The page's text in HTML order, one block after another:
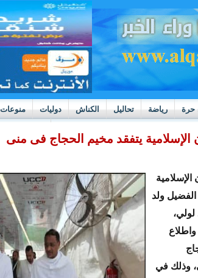
حرة رياضة تحاليل الكناش دوليات منوعات
الإسلامية يتفقد مخيم الحجاج فى منى
الفضيل ولد
واطلاع
وذلك في